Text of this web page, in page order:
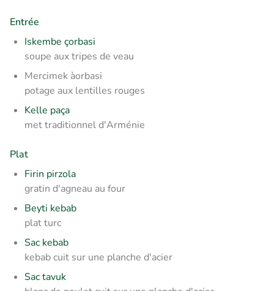
Entrée
Iskembe çorbasi
soupe aux tripes de veau
Mercimek àorbasi
potage aux lentilles rouges
Kelle paça
met traditionnel d'Arménie
Plat
Firin pirzola
gratin d'agneau au four
Beyti kebab
plat turc
Sac kebab
kebab cuit sur une planche d'acier
Sac tavuk